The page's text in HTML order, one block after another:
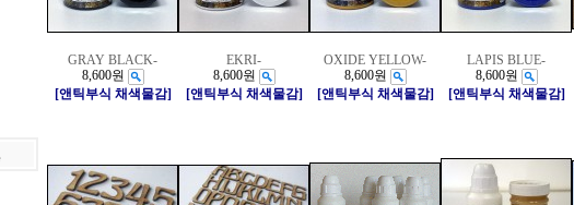
GRAY BLACK-
8,600원
[앤틱부식 채색물감]
EKRI-
8,600원
[앤틱부식 채색물감]
OXIDE YELLOW-
8,600원
[앤틱부식 채색물감]
LAPIS BLUE-
8,600원
[앤틱부식 채색물감]